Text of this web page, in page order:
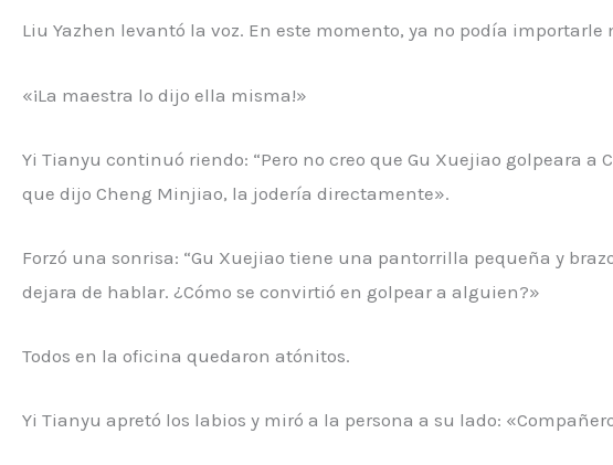
Liu Yazhen levantó la voz. En este momento, ya no podía importarle
«¡La maestra lo dijo ella misma!»
Yi Tianyu continuó riendo: “Pero no creo que Gu Xuejiao golpeara
que dijo Cheng Minjiao, la jodería directamente».
Forzó una sonrisa: “Gu Xuejiao tiene una pantorrilla pequeña y
dejara de hablar. ¿Cómo se convirtió en golpear a alguien?»
Todos en la oficina quedaron atónitos.
Yi Tianyu apretó los labios y miró a la persona a su lado: